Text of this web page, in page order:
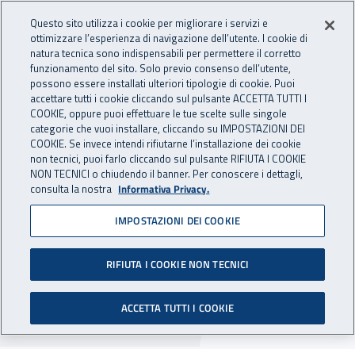
INAIL - Istituto Nazionale
Apri cerca
Navigazione principale
Navigazione - Ti trovi in:
Home Inail comunica Infografiche
Infortuni sul lavoro e casi
mortali - 2017
Nelle infografiche gli infortuni accertati del
2017, per modalità di accadimento (in
occasione di lavoro e in itinere) e per differenza
Questo sito utilizza i cookie per migliorare i servizi e
ottimizzare l’esperienza di navigazione dell’utente. I cookie di
natura tecnica sono indispensabili per permettere il corretto
funzionamento del sito. Solo previo consenso dell’utente,
possono essere installati ulteriori tipologie di cookie. Puoi
accettare tutti i cookie cliccando sul pulsante ACCETTA TUTTI I
COOKIE, oppure puoi effettuare le tue scelte sulle singole
categorie che vuoi installare, cliccando su IMPOSTAZIONI DEI
COOKIE. Se invece intendi rifiutarne l’installazione dei cookie
non tecnici, puoi farlo cliccando sul pulsante RIFIUTA I COOKIE
NON TECNICI o chiudendo il banner. Per conoscere i dettagli,
consulta la nostra Informativa Privacy.
IMPOSTAZIONI DEI COOKIE
RIFIUTA I COOKIE NON TECNICI
ACCETTA TUTTI I COOKIE